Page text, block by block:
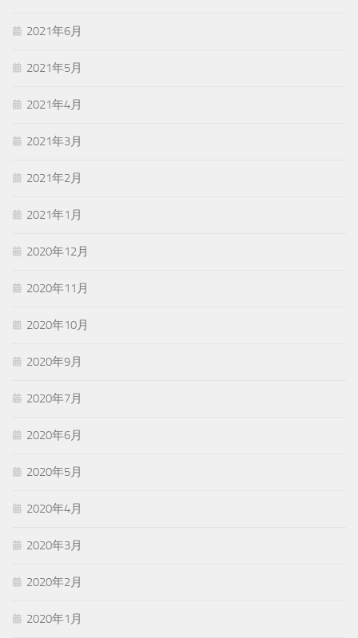
2021年6月
2021年5月
2021年4月
2021年3月
2021年2月
2021年1月
2020年12月
2020年11月
2020年10月
2020年9月
2020年7月
2020年6月
2020年5月
2020年4月
2020年3月
2020年2月
2020年1月